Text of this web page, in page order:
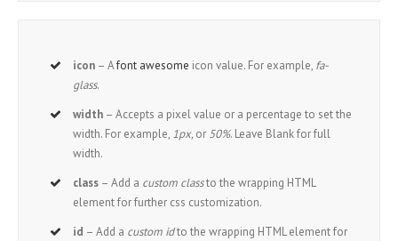
icon – Afont awesome icon value. For example, fa-
glass.
width – Accepts a pixel value or a percentage to set the
width. For example, 1px,or 50%. Leave Blank for full
width.
class – Add a custom classto the wrapping HTML
element for further css customization.
id – Add a custom idto the wrapping HTML element for